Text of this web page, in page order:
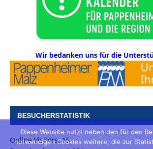
Wir bedanken uns für die
BESUCHERSTATISTIK
Online Visitors:15
Diese Website nutzt neben den für den
notwendigen Cookies weitere, die zur